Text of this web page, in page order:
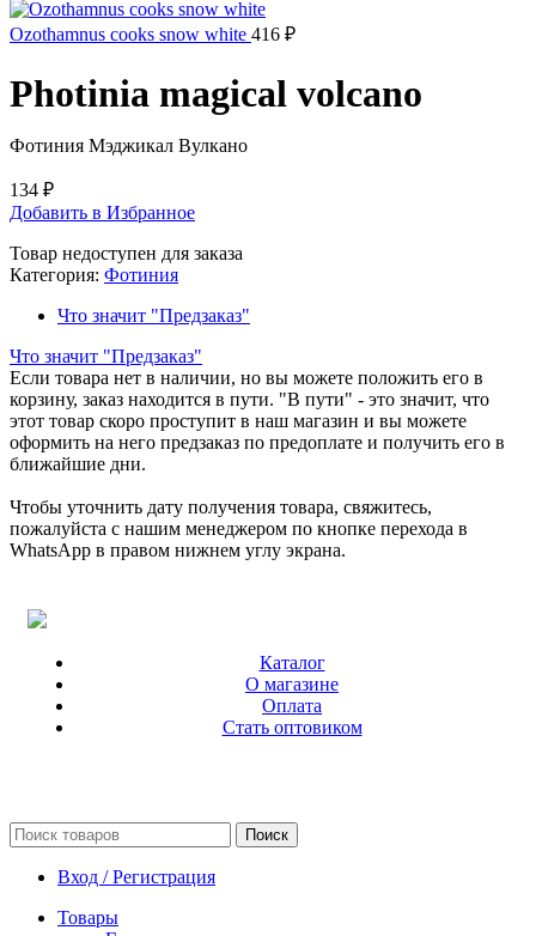
Ozothamnus cooks snow white 416 ₽
Photinia magical volcano
Фотиния Мэджикал Вулкано
134 ₽
Добавить в Избранное
Товар недоступен для заказа
Категория: Фотиния
Что значит "Предзаказ"
Что значит "Предзаказ"
Если товара нет в наличии, но вы можете положить его в
корзину, заказ находится в пути. "В пути" - это значит, что
этот товар скоро проступит в наш магазин и вы можете
оформить на него предзаказ по предоплате и получить его в
ближайшие дни.
Чтобы уточнить дату получения товара, свяжитесь,
пожалуйста с нашим менеджером по кнопке перехода в
WhatsApp в правом нижнем углу экрана.
Каталог
О магазине
Оплата
Стать оптовиком
Поиск
Вход / Регистрация
Товары